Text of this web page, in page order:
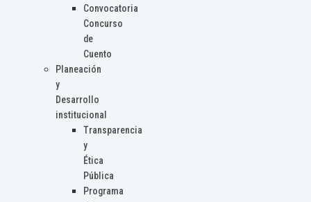
Convocatoria
Concurso
de
Cuento
Planeación
y
Desarrollo
institucional
Transparencia
y
Ética
Pública
Programa